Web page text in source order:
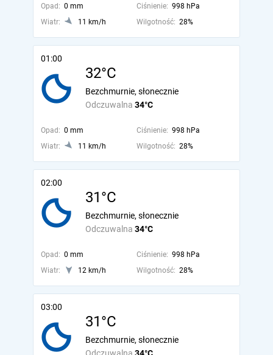
Opad: 0 mm Ciśnienie: 998 hPa
Wiatr:
11 km/h Wilgotność: 28%
01:00
32°C
Odczuwalna 34°C
Bezchmurnie, słonecznie
Opad: 0 mm Ciśnienie: 998 hPa
Wiatr:
11 km/h Wilgotność: 28%
02:00
31°C
Odczuwalna 34°C
Bezchmurnie, słonecznie
Opad: 0 mm Ciśnienie: 998 hPa
Wiatr:
12 km/h Wilgotność: 28%
03:00
31°C
Bezchmurnie, słonecznie